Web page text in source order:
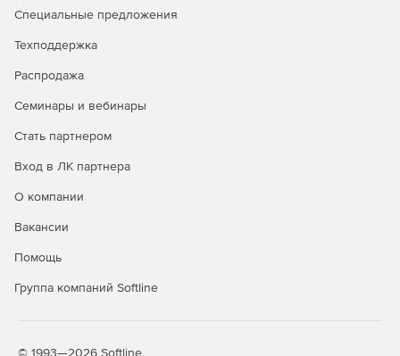
совместимости с различными системами хранения
инфраструктуру бизнеса.
Обновления и поддержка
стороны Kaspersky помогают бизнесу быть на шаг
надежную защиту с течением времени.
стандартов
соблюдать требования законодательства и стандартов
Специальные предложения
Техподдержка
Распродажа
Семинары и вебинары
Стать партнером
Вход в ЛК партнера
О компании
Вакансии
Помощь
Группа компаний Softline
© 1993—2026 Softline